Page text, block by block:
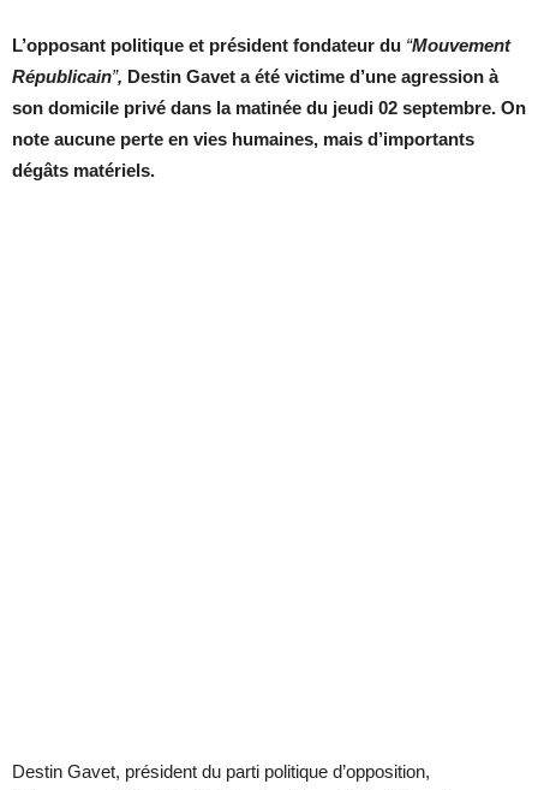
L’opposant politique et président fondateur du “Mouvement
Républicain”, Destin Gavet a été victime d’une agression à
son domicile privé dans la matinée du jeudi 02 septembre. On
note aucune perte en vies humaines, mais d’importants
dégâts matériels.
Destin Gavet, président du parti politique d’opposition,